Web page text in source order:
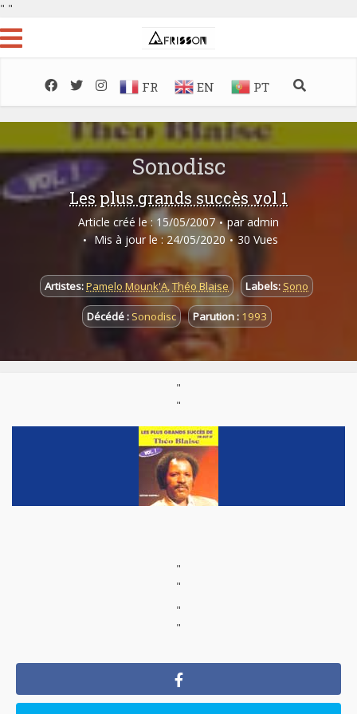
" "
FR EN PT
Sonodisc
Les plus grands succès vol 1
Article créé le : 15/05/2007 par admin
Mis à jour le : 24/05/2020
30 Vues
Artistes:Pamelo Mounk'A,Théo Blaise Labels: Sono
Décédé : Sonodisc Parution : 1993
"
"
"
"
"
"